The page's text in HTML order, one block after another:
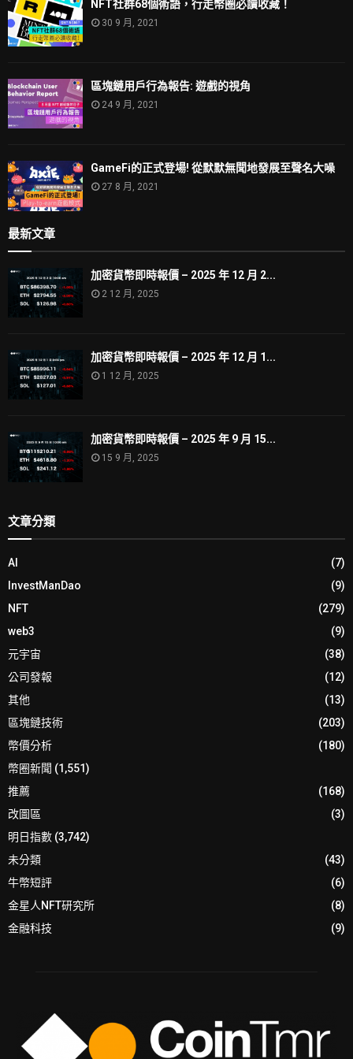
NFT社群68個術語，行走幣圈必讀收藏！
30 9 月, 2021
區塊鏈用戶行為報告: 遊戲的視角
24 9 月, 2021
GameFi的正式登場! 從默默無聞地發展至聲名大噪
27 8 月, 2021
最新文章
加密貨幣即時報價 – 2025 年 12 月 2...
2 12 月, 2025
加密貨幣即時報價 – 2025 年 12 月 1...
1 12 月, 2025
加密貨幣即時報價 – 2025 年 9 月 15...
15 9 月, 2025
文章分類
AI
(7)
InvestManDao
(9)
NFT
(279)
web3
(9)
元宇宙
(38)
公司發報
(12)
其他
(13)
區塊鏈技術
(203)
幣價分析
(180)
幣圈新聞 (1,551)
推薦
(168)
改圖區
(3)
明日指數 (3,742)
未分類
(43)
牛幣短評
(6)
金星人NFT研究所
(8)
金融科技
(9)